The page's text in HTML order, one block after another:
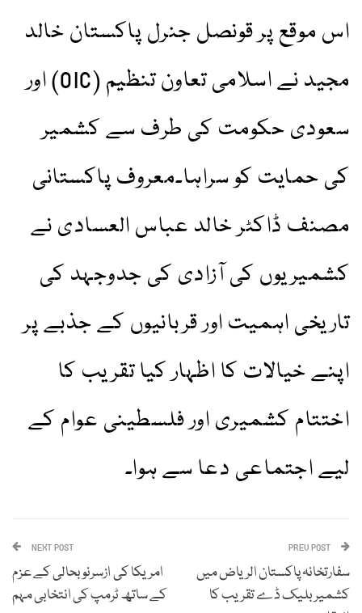
اس موقع پر قونصل جنرل پاکستان خالد
مجید نے اسلامی تعاون تنظیم (OIC) اور
سعودی حکومت کی طرف سے کشمیر
کی حمایت کو سراہا۔معروف پاکستانی
مصنف ڈاکٹر خالد عباس العسادی نے
کشمیریوں کی آزادی کی جدوجہد کی
تاریخی اہمیت اور قربانیوں کے جذبے پر
اپنے خیالات کا اظہار کیا تقریب کا
اختتام کشمیری اور فلسطینی عوام کے
لیے اجتماعی دعا سے ہوا۔
سفارتخانہ پاکستان الریاض میں
کشمیر بلیک ڈے تقریب کا
NEXT POST
امریکا کی ازسرنو بحالی کے عزم
کے ساتھ ٹرمپ کی انتخابی مہم